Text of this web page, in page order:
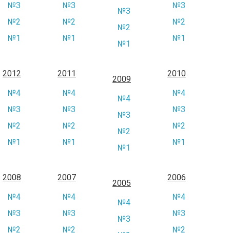
№3
№2
№1
№3
№2
№1
№3
№2
№1
№3
№2
№1
2012
№4
№3
№2
№1
2011
№4
№3
№2
№1
2010
№4
№3
№2
№1
2009
№4
№3
№2
№1
2008
№4
№3
№2
2007
№4
№3
№2
2006
№4
№3
№2
2005
№4
№3